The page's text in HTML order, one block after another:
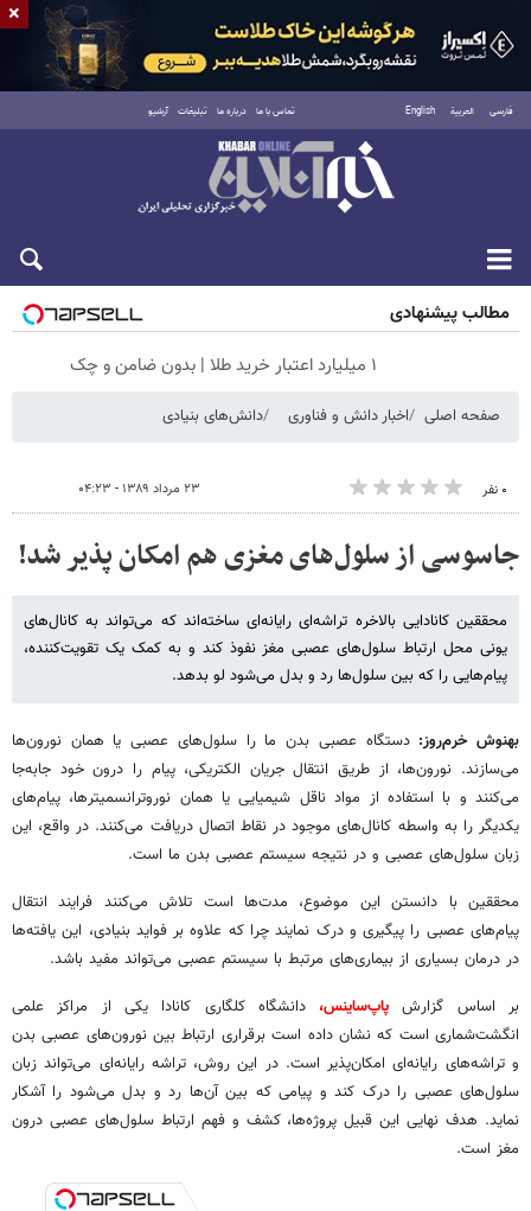
فارسی العربية English تماس با ما درباره ما تبلیغات آرشیو
جمعه ۱۶ مرداد ۱۴۰۵
مطالب پیشنهادی
۱ میلیارد اعتبار خرید طلا | بدون ضامن و چک
صفحه اصلی اخبار دانش و فناوری دانش‌های بنیادی
۰ نفر ۲۳ مرداد ۱۳۸۹ - ۰۴:۲۳
جاسوسی از سلول‌های مغزی هم امکان پذیر شد!
محققین کانادایی بالاخره تراشه‌ای رایانه‌ای ساخته‌اند که می‌تواند به کانال‌های
یونی محل ارتباط سلول‌های عصبی مغز نفوذ کند و به کمک یک تقویت‌کننده،
پیام‌هایی را که بین سلول‌ها رد و بدل می‌شود لو بدهد.
بهنوش خرم‌روز: دستگاه عصبی بدن ما را سلول‌های عصبی یا همان نورون‌ها
می‌سازند. نورون‌ها، از طریق انتقال جریان الکتریکی،‌ پیام را درون خود جابه‌جا
می‌کنند و با استفاده از مواد ناقل شیمیایی یا همان نوروترانسمیترها، پیام‌های
یکدیگر را به واسطه کانال‌های موجود در نقاط اتصال دریافت می‌کنند. در واقع،‌ این
زبان سلول‌های عصبی و در نتیجه سیستم عصبی بدن ما است.
محققین با دانستن این موضوع، مدت‌ها است تلاش می‌کنند فرایند انتقال
پیام‌های عصبی را پیگیری و درک نمایند چرا که علاوه بر فواید بنیادی، ‌این یافته‌ها
در درمان بسیاری از بیماری‌های مرتبط با سیستم عصبی می‌تواند مفید باشد.
بر اساس گزارش پاپ‌ساینس، دانشگاه کلگاری کانادا یکی از مراکز علمی
انگشت‌شماری است که نشان داده است برقراری ارتباط بین نورون‌های عصبی بدن
و تراشه‌های رایانه‌ای امکان‌پذیر است. در این روش، تراشه رایانه‌ای می‌تواند زبان
سلول‌های عصبی را درک کند و پیامی که بین آن‌ها رد و بدل می‌شود را آشکار
نماید. هدف نهایی این قبیل پروژه‌ها،‌ کشف و فهم ارتباط سلول‌های عصبی درون
مغز است.
×